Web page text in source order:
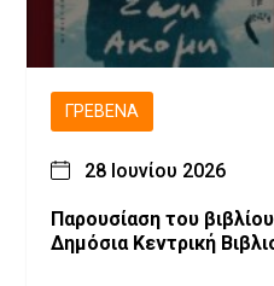
ΓΡΕΒΕΝΆ
28 Ιουνίου 2026
Παρουσίαση του
Δημόσια Κεντρική